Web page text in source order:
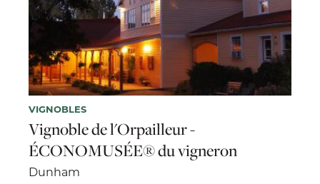
VIGNOBLES
Vignoble de l'Orpailleur -
ÉCONOMUSÉE® du vigneron
Dunham